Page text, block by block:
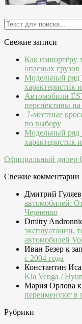
Свежие записи
Как импортёру
опасных грузов
Модельный ряд
характеристик
Автомобили
перспективы
7-местные
по выбору
Модельный ряд
характеристик
Официальный дилер
Свежие комментарии
Дмитрий Гуляев
автомобилей:
Черненко
Dmitry
эксплуатации,
автомобилей
Иван Безер к
c 2004 года
Константин
Kia Venga /
Мария Орлова
переименуют в
Рубрики